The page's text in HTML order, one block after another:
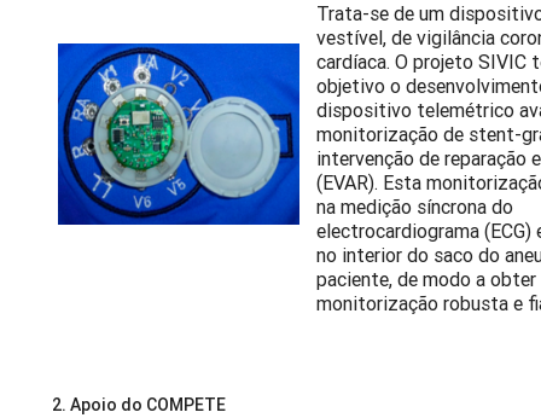
Trata-se de um
vestível, de vigilância
cardíaca. O projeto SIVIC
objetivo o
dispositivo telemétrico
monitorização de stent-
intervenção de reparação
(EVAR). Esta
na medição síncrona do
electrocardiograma (ECG)
no interior do saco do
paciente, de modo a obter
monitorização robusta e
2. Apoio do COMPETE